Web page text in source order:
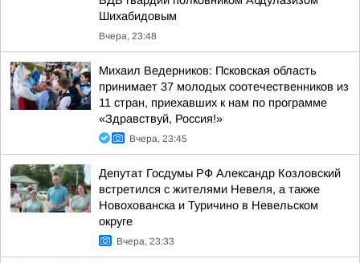
Шихабидовым
Вчера, 23:48
Михаил Ведерников: Псковская область
принимает 37 молодых соотечественников из
11 стран, приехавших к нам по программе
«Здравствуй, Россия!»
Вчера, 23:45
Депутат Госдумы РФ Александр Козловский
встретился с жителями Невеля, а также
Новохованска и Туричино в Невельском
округе
Вчера, 23:33